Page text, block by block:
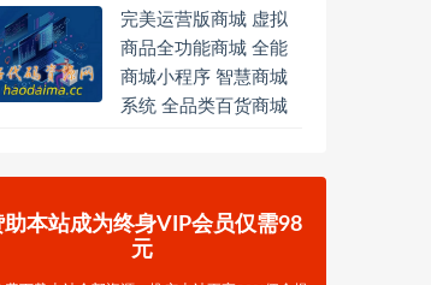
完美运营版商城 虚拟
商品全功能商城 全能
商城小程序 智慧商城
系统 全品类百货商城
助本站成为终身VIP会员仅需98
元